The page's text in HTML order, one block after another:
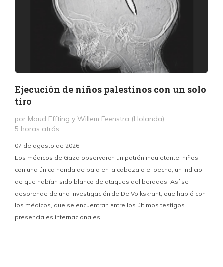
Ejecución de niños palestinos con un solo
tiro
por Maud Effting y Willem Feenstra (Holanda)
5 horas atrás
07 de agosto de 2026
Los médicos de Gaza observaron un patrón inquietante: niños
con una única herida de bala en la cabeza o el pecho, un indicio
de que habían sido blanco de ataques deliberados. Así se
desprende de una investigación de De Volkskrant, que habló con
los médicos, que se encuentran entre los últimos testigos
presenciales internacionales.